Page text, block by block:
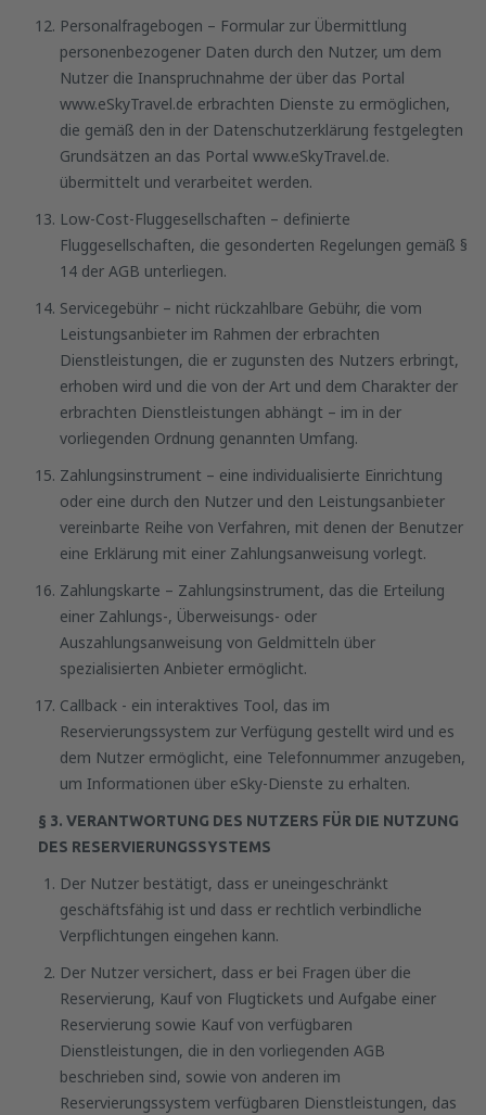
Personalfragebogen – Formular zur Übermittlung
personenbezogener Daten durch den Nutzer, um dem
Nutzer die Inanspruchnahme der über das Portal
www.eSkyTravel.de erbrachten Dienste zu ermöglichen,
die gemäß den in der Datenschutzerklärung festgelegten
Grundsätzen an das Portal www.eSkyTravel.de.
übermittelt und verarbeitet werden.
Low-Cost-Fluggesellschaften – definierte
Fluggesellschaften, die gesonderten Regelungen gemäß §
14 der AGB unterliegen.
Servicegebühr – nicht rückzahlbare Gebühr, die vom
Leistungsanbieter im Rahmen der erbrachten
Dienstleistungen, die er zugunsten des Nutzers erbringt,
erhoben wird und die von der Art und dem Charakter der
erbrachten Dienstleistungen abhängt – im in der
vorliegenden Ordnung genannten Umfang.
Zahlungsinstrument – eine individualisierte Einrichtung
oder eine durch den Nutzer und den Leistungsanbieter
vereinbarte Reihe von Verfahren, mit denen der Benutzer
eine Erklärung mit einer Zahlungsanweisung vorlegt.
Zahlungskarte – Zahlungsinstrument, das die Erteilung
einer Zahlungs-, Überweisungs- oder
Auszahlungsanweisung von Geldmitteln über
spezialisierten Anbieter ermöglicht.
Callback - ein interaktives Tool, das im
Reservierungssystem zur Verfügung gestellt wird und es
dem Nutzer ermöglicht, eine Telefonnummer anzugeben,
um Informationen über eSky-Dienste zu erhalten.
§ 3. VERANTWORTUNG DES NUTZERS FÜR DIE NUTZUNG
DES RESERVIERUNGSSYSTEMS
Der Nutzer bestätigt, dass er uneingeschränkt
geschäftsfähig ist und dass er rechtlich verbindliche
Verpflichtungen eingehen kann.
Der Nutzer versichert, dass er bei Fragen über die
Reservierung, Kauf von Flugtickets und Aufgabe einer
Reservierung sowie Kauf von verfügbaren
Dienstleistungen, die in den vorliegenden AGB
beschrieben sind, sowie von anderen im
Reservierungssystem verfügbaren Dienstleistungen, das